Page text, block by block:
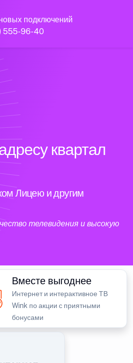
подключений
555-96-40
квартал
Лицею и другим
телевидения и высокую
Вместе выгоднее
Интернет и интерактивное ТВ
Wink по акции с приятными
бонусами